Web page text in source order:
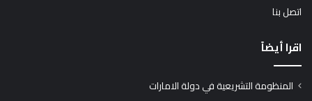
اتصل بنا
اقرا أيضاً
المنظومة التشريعية في دولة الامارات